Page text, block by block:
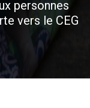
personnes
vers le CEG